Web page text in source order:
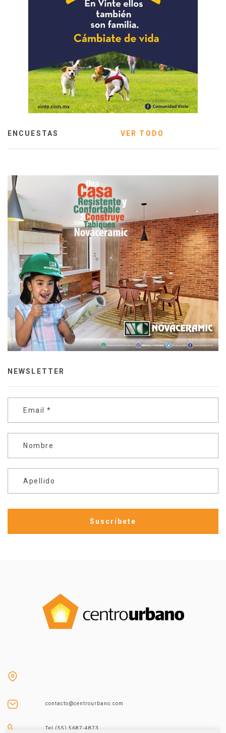
ENCUESTAS VER TODO
NEWSLETTER
Email *
Nombre
Apellido
contacto@centrourbano.com
Tel (55) 5687-4873